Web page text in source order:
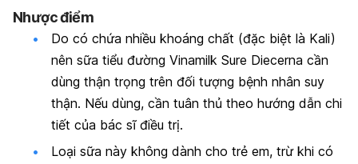
Nhược điểm
Do có chứa nhiều khoáng chất (đặc biệt là Kali)
nên sữa tiểu đường Vinamilk Sure Diecerna cần
dùng thận trọng trên đối tượng bệnh nhân suy
thận. Nếu dùng, cần tuân thủ theo hướng dẫn chi
tiết của bác sĩ điều trị.
Loại sữa này không dành cho trẻ em, trừ khi có